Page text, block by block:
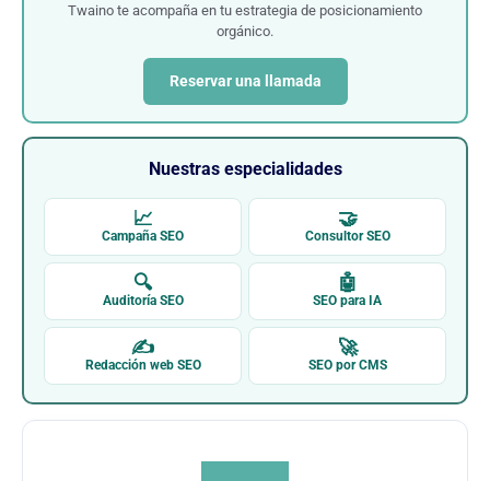
Twaino te acompaña en tu estrategia de posicionamiento
orgánico.
Reservar una llamada
Nuestras especialidades
📈
Campaña SEO
🤝
Consultor SEO
🔍
Auditoría SEO
🤖
SEO para IA
✍
Redacción web SEO
🚀
SEO por CMS